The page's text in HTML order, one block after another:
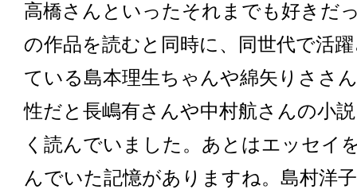
高橋さんといったそれまでも好きだ
の作品を読むと同時に、同世代で活
ている島本理生ちゃんや綿矢りささ
性だと長嶋有さんや中村航さんの小
く読んでいました。あとはエッセイ
んでいた記憶がありますね。島村洋